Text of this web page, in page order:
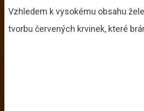
Vzhledem k vysokému obsahu
tvorbu červených krvinek, které